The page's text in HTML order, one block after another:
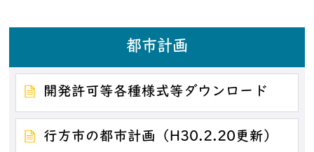
都市計画
開発許可等各種様式等ダウンロード
行方市の都市計画（H30.2.20更新）